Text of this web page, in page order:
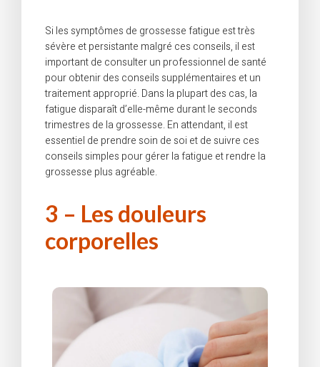
Si les symptômes de grossesse fatigue est très
sévère et persistante malgré ces conseils, il est
important de consulter un professionnel de santé
pour obtenir des conseils supplémentaires et un
traitement approprié. Dans la plupart des cas, la
fatigue disparaît d’elle-même durant le seconds
trimestres de la grossesse. En attendant, il est
essentiel de prendre soin de soi et de suivre ces
conseils simples pour gérer la fatigue et rendre la
grossesse plus agréable.
3 – Les douleurs
corporelles